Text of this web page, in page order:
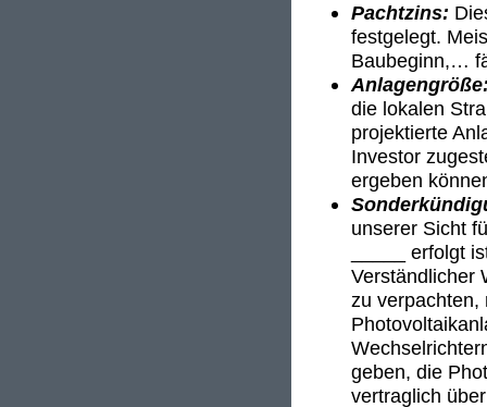
Pachtzins:
festgelegt.
Baubeginn,…
die lokalen
projektierte
Investor
ergeben
unserer Sicht
_____ erfolgt
Verständlicher
zu verpachten,
geben, die
vertraglich